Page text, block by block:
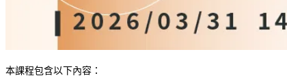
本課程包含以下內容：